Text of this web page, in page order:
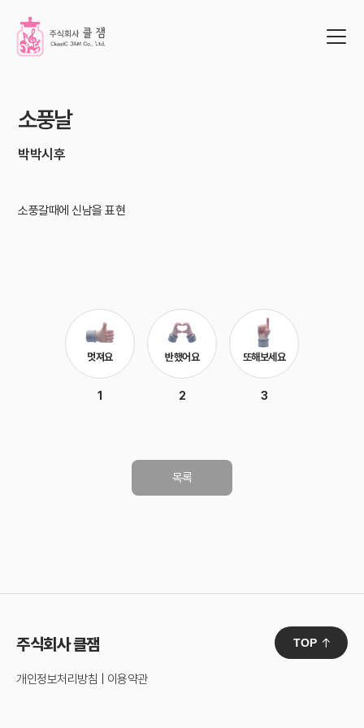
소풍날
박박시후
소풍갈때에 신남을 표현
멋져요
1
반했어요
2
또해보세요
3
목록
주식회사 클잼
개인정보처리방침 이용약관
TOP